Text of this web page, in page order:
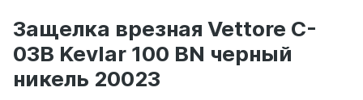
Защелка врезная Vettore C-
03B Kevlar 100 BN черный
никель 20023